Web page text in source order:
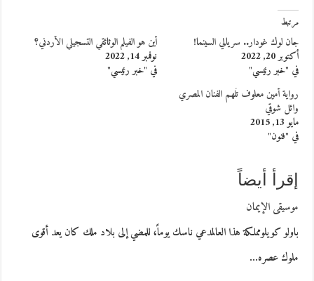
مرتبط
جان لوك غودار.. سريالي السينما!
أكتوبر 20, 2022
في "خبر رئيسي"
أين هو الفيلم الوثائقي التسجيلي الأردني؟
نوفمبر 14, 2022
في "خبر رئيسي"
رواية أمين معلوف تُلهم الفنان المصري
وائل شوقي
مايو 13, 2015
في "فنون"
إقرأ أيضاً
موسيقى الإيمان
باولو كويلومملكة هذا العالمدعي ناسك يوماً، للمضي إلى بلاد ملك كان يعد أقوى
ملوك عصره…